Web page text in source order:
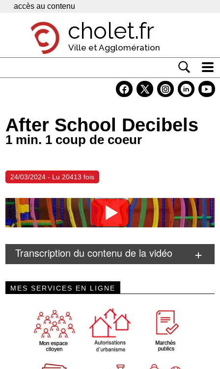
Panneau de gestion des cookies
accès au contenu
cholet.fr
Ville et Agglomération
Economie
After School Decibels
1 min. 1 coup de coeur
24/03/2024 - Lu 20413 fois
Transcription du contenu de la vidéo
MES SERVICES EN LIGNE